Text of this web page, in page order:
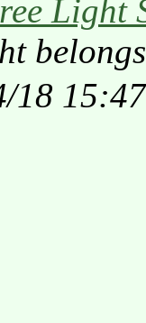
Light
18 15:47